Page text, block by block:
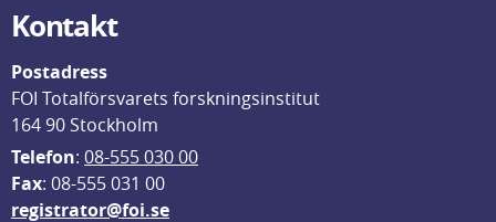
Kontakt
Postadress
FOI Totalförsvarets forskningsinstitut
164 90 Stockholm
Telefon: 08-555 030 00
Fax: 08-555 031 00
registrator@foi.se